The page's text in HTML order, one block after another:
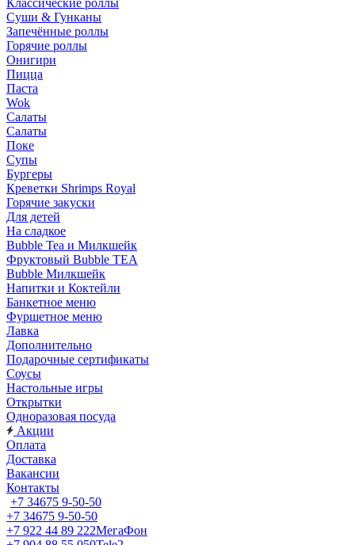
Классические роллы
Суши & Гунканы
Запечённые роллы
Горячие роллы
Онигири
Пицца
Паста
Wok
Салаты
Салаты
Поке
Супы
Бургеры
Креветки Shrimps Royal
Горячие закуски
Для детей
На сладкое
Bubble Tea и Милкшейк
Фруктовый Bubble TEA
Bubble Милкшейк
Напитки и Коктейли
Банкетное меню
Фуршетное меню
Лавка
Дополнительно
Подарочные сертификаты
Соусы
Настольные игры
Открытки
Одноразовая посуда
Акции
Оплата
Доставка
Вакансии
Контакты
+7 34675 9-50-50
+7 34675 9-50-50
+7 922 44 89 222МегаФон